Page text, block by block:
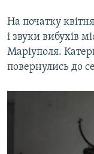
На початку
і звуки вибухів
Маріуполя.
повернулись до